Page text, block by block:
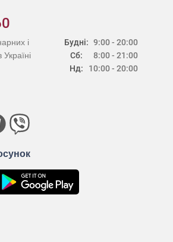
Будні:
Сб:
Нд:
9:00 - 20:00
8:00 - 21:00
10:00 - 20:00
і